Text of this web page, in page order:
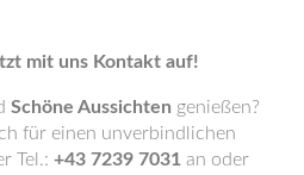
mit uns Kontakt auf!
Schöne Aussichten genießen?
für einen unverbindlichen
Tel.: +43 7239 7031 an oder